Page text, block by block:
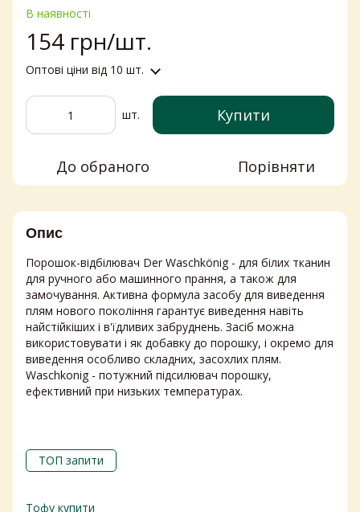
В наявності
154 грн/шт.
Оптові ціни від 10 шт.
шт. Купити
До обраного Порівняти
Опис
Порошок-відбілювач Der Waschkönig - для білих тканин
для ручного або машинного прання, а також для
замочування. Активна формула засобу для виведення
плям нового покоління гарантує виведення навіть
найстійкіших і в'їдливих забруднень. Засіб можна
використовувати і як добавку до порошку, і окремо для
виведення особливо складних, засохлих плям.
Waschkonig - потужний підсилювач порошку,
ефективний при низьких температурах.
ТОП запити
Тофу купити